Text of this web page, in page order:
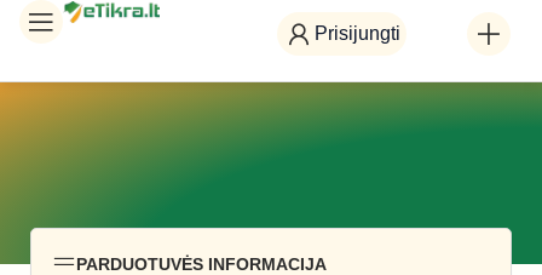
Prisijungti
PARDUOTUVĖS INFORMACIJA